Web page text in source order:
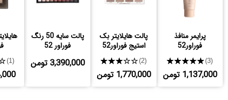
پرایمر منافذ
فوراور52
★★★★★(3)
1,137,000 تومن
پالت هایلایتر بک
استیج فوراور52
★★★★★(2)
1,770,000 تومن
پالت سایه 50 رنگ
فوراور 52
3,390,000 تومن (1)